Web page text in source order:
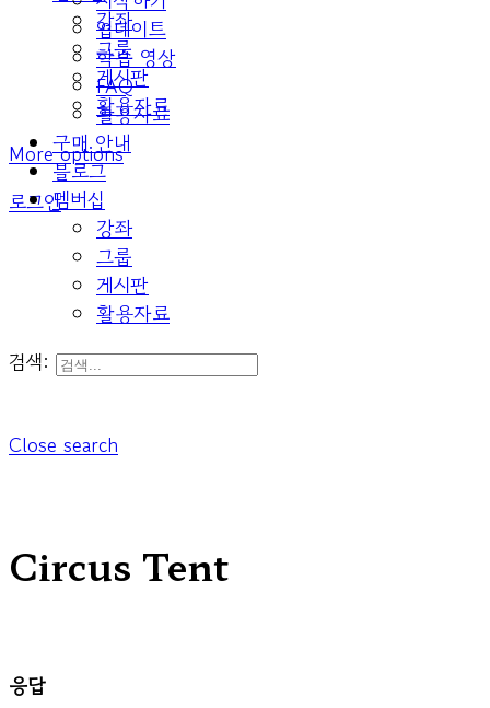
강좌
그룹
게시판
활용자료
More options
로그인
업데이트
학습 영상
FAQ
활용자료
구매 안내
블로그
멤버십
강좌
그룹
게시판
활용자료
검색:
Close search
Circus Tent
응답